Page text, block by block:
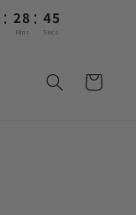
: 28 : 44
Mins Secs
Carrito